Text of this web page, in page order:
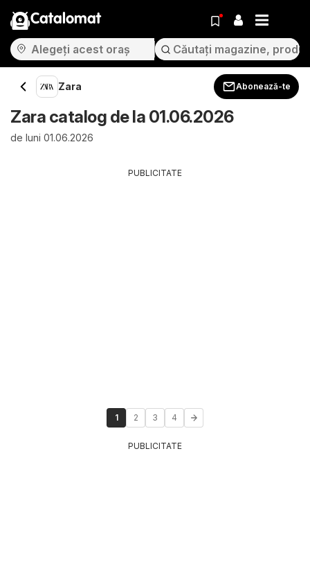
Catalomat
Zara Abonează-te
Zara catalog de la 01.06.2026
de luni 01.06.2026
PUBLICITATE
1 2 3 4
PUBLICITATE